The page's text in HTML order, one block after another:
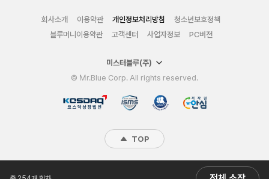
회사소개 이용약관 개인정보처리방침
청소년보호정책
블루머니이용약관
고객센터 사업자정보 PC버전
미스터블루(주)
© Mr.Blue Corp. All rights reserved.
TOP